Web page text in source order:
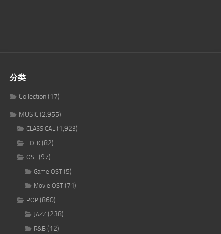
分类
Collection(17)
MUSIC (2,955)
CLASSICAL (1,923)
FOLK (82)
OST (97)
Game OST (5)
Movie OST (71)
POP (860)
JAZZ (238)
R&B (12)